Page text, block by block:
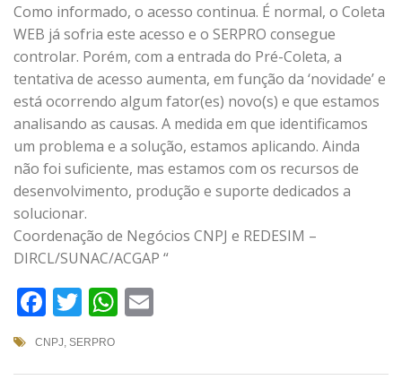
Como informado, o acesso continua. É normal, o Coleta
WEB já sofria este acesso e o SERPRO consegue
controlar. Porém, com a entrada do Pré-Coleta, a
tentativa de acesso aumenta, em função da ‘novidade’ e
está ocorrendo algum fator(es) novo(s) e que estamos
analisando as causas. A medida em que identificamos
um problema e a solução, estamos aplicando. Ainda
não foi suficiente, mas estamos com os recursos de
desenvolvimento, produção e suporte dedicados a
solucionar.
Coordenação de Negócios CNPJ e REDESIM –
DIRCL/SUNAC/ACGAP “
Facebook
TwitterWhatsApp
CNPJ, SERPRO